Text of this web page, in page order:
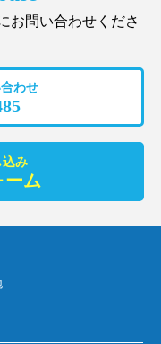
お問い合わせくださ
わせ
込み
ーム